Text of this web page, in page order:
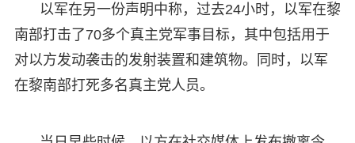
以军在另一份声明中称，过去24小时，以军在黎
南部打击了70多个真主党军事目标，其中包括用于
对以方发动袭击的发射装置和建筑物。同时，以军
在黎南部打死多名真主党人员。